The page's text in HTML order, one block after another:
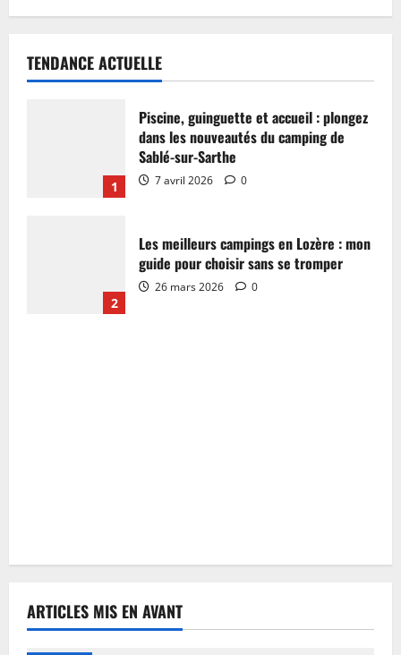
TENDANCE ACTUELLE
1
Piscine, guinguette et accueil : plongez
dans les nouveautés du camping de
Sablé-sur-Sarthe
7 avril 2026 0
2
Les meilleurs campings en Lozère : mon
guide pour choisir sans se tromper
26 mars 2026 0
ARTICLES MIS EN AVANT